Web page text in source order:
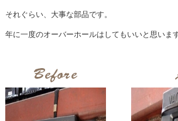
それぐらい、大事な部品です。
年に一度のオーバーホールはしてもいいと思います